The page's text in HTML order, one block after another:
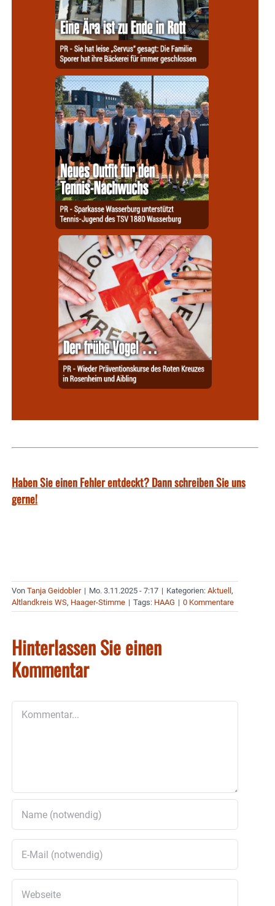
Haben Sie einen Fehler entdeckt? Dann schreiben Sie uns
gerne!
Von Tanja Geidobler | Mo. 3.11.2025 - 7:17 | Kategorien: Aktuell ,
Altlandkreis WS, Haager-Stimme | Tags: HAAG | 0 Kommentare
Hinterlassen Sie einen
Kommentar